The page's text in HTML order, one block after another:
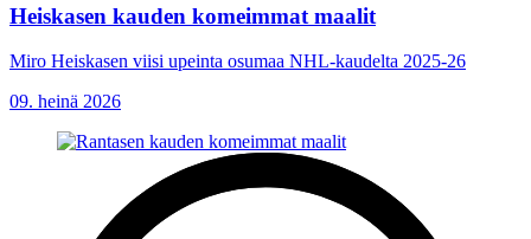
Heiskasen kauden komeimmat maalit
Miro Heiskasen viisi upeinta osumaa NHL-kaudelta 2025-26
09. heinä 2026